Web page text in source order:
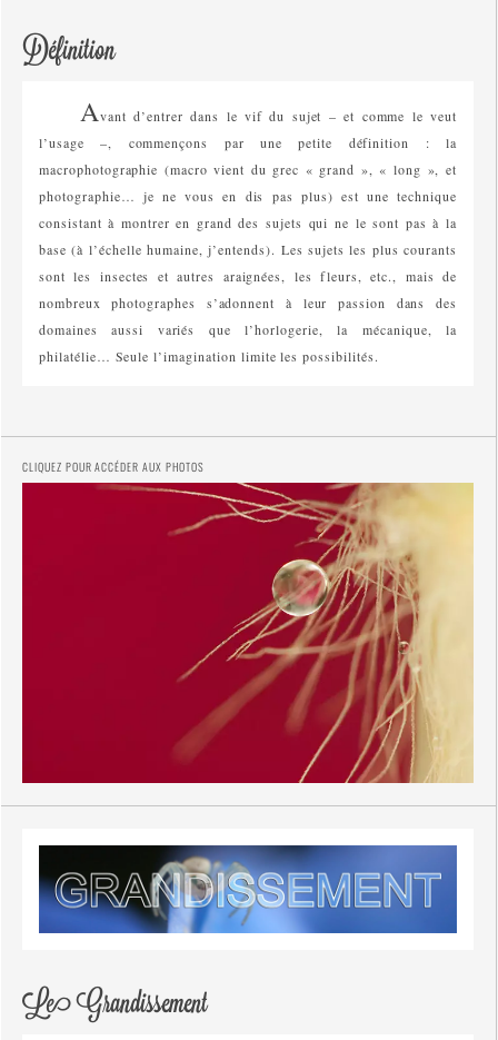
Définition
Avant d’entrer dans le vif du sujet – et comme le veut
l’usage –, commençons par une petite définition : la
macrophotographie (macro vient du grec « grand », « long », et
photographie… je ne vous en dis pas plus) est une technique
consistant à montrer en grand des sujets qui ne le sont pas à la
base (à l’échelle humaine, j’entends). Les sujets les plus courants
sont les insectes et autres araignées, les fleurs, etc., mais de
nombreux photographes s’adonnent à leur passion dans des
domaines aussi variés que l’horlogerie, la mécanique, la
philatélie… Seule l’imagination limite les possibilités.
CLIQUEZ POUR ACCÉDER AUX PHOTOS
Le Grandissement